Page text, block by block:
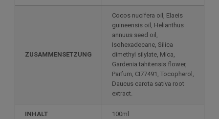
ZUSAMMENSETZUNG
Cocos nucifera oil, Elaeis
guineensis oil, Helianthus
annuus seed oil,
Isohexadecane, Silica
dimethyl silylate, Mica,
Gardenia tahitensis flower,
Parfum, CI77491, Tocopherol,
Daucus carota sativa root
extract.
INHALT 100ml